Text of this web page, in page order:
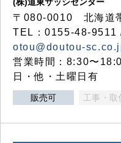
〒080-0010 北海道
TEL：0155-48-
otou@doutou-
営業時間：8:30〜
日・他・土曜日有
販売可 工事・取